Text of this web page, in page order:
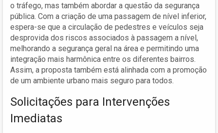
o tráfego, mas também abordar a questão da segurança
pública. Com a criação de uma passagem de nível inferior,
espera-se que a circulação de pedestres e veículos seja
desprovida dos riscos associados à passagem a nível,
melhorando a segurança geral na área e permitindo uma
integração mais harmônica entre os diferentes bairros.
Assim, a proposta também está alinhada com a promoção
de um ambiente urbano mais seguro para todos.
Solicitações para Intervenções
Imediatas